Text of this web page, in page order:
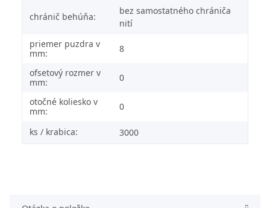
chránič behúňa:
bez samostatného chrániča
nití
priemer puzdra v
mm:
8
ofsetový rozmer v
mm:
0
otočné koliesko v
mm:
0
ks / krabica: 3000